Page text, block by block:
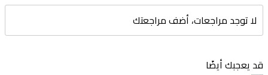
لا توجد مراجعات، أضف مراجعتك
قد يعجبك أيضًا